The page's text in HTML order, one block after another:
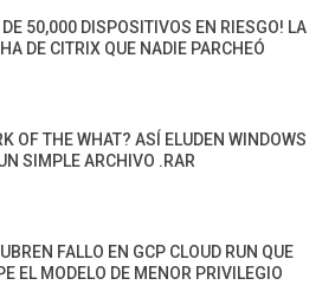
DE 50,000 DISPOSITIVOS EN RIESGO! LA
DE CITRIX QUE NADIE PARCHEÓ
OF THE WHAT? ASÍ ELUDEN WINDOWS
SIMPLE ARCHIVO .RAR
FALLO EN GCP CLOUD RUN QUE
EL MODELO DE MENOR PRIVILEGIO